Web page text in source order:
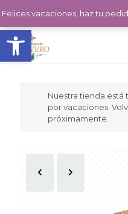
Abrir barra de
Nuestra tienda
por vacaciones.
próximamente.
Felices vacaciones, haz tu